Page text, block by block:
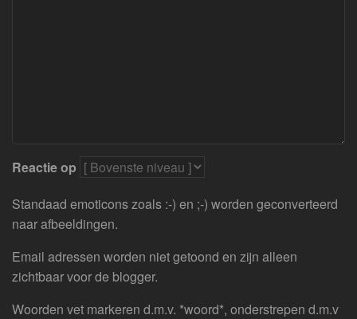
Reactie op
Standaad emoticons zoals :-) en ;-) worden geconverteerd
naar afbeeldingen.
Email adressen worden niet getoond en zijn alleen
zichtbaar voor de blogger.
Woorden vet markeren d.m.v. *woord*, onderstrepen d.m.v